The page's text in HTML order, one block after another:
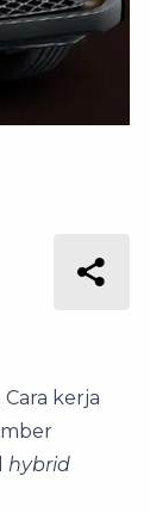
kerja
hybrid